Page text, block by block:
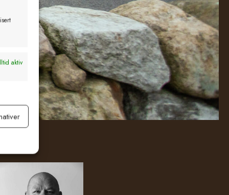
aktiv
aktiv